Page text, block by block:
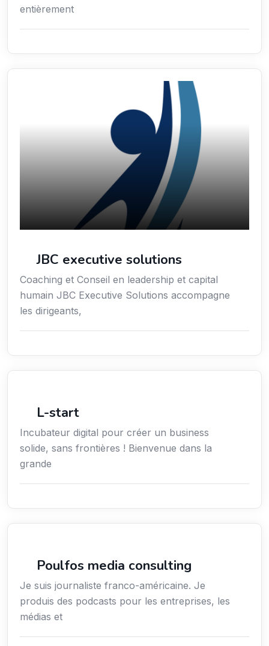
entièrement
JBC executive solutions
Coaching et Conseil en leadership et capital
humain JBC Executive Solutions accompagne
les dirigeants,
L-start
Incubateur digital pour créer un business
solide, sans frontières ! Bienvenue dans la
grande
Poulfos media consulting
Je suis journaliste franco-américaine. Je
produis des podcasts pour les entreprises, les
médias et